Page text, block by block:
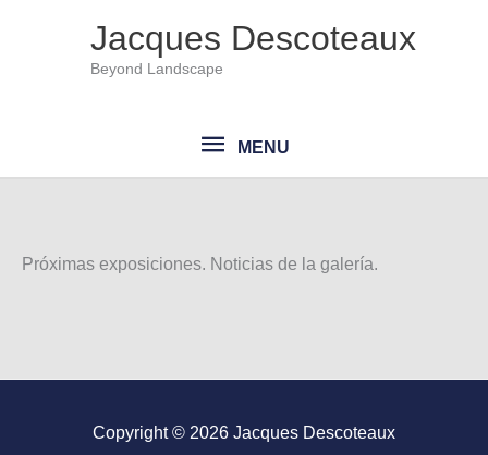
Jacques Descoteaux
Beyond Landscape
MENU
MENU
Próximas exposiciones. Noticias de la galería.
Copyright © 2026 Jacques Descoteaux